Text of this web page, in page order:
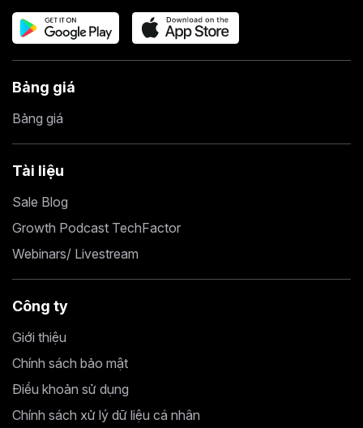
Bảng giá
Bảng giá
Tài liệu
Sale Blog
Growth Podcast TechFactor
Webinars/ Livestream
Công ty
Giới thiệu
Chính sách bảo mật
Điều khoản sử dụng
Chính sách xử lý dữ liệu cá nhân